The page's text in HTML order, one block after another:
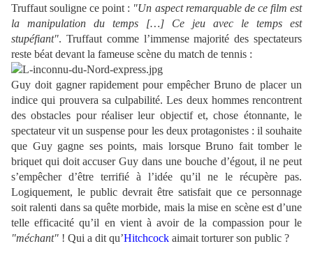
Truffaut souligne ce point : "Un aspect remarquable de ce film est
la manipulation du temps […] Ce jeu avec le temps est
stupéfiant". Truffaut comme l’immense majorité des spectateurs
reste béat devant la fameuse scène du match de tennis :
Guy doit gagner rapidement pour empêcher Bruno de placer un
indice qui prouvera sa culpabilité. Les deux hommes rencontrent
des obstacles pour réaliser leur objectif et, chose étonnante, le
spectateur vit un suspense pour les deux protagonistes : il souhaite
que Guy gagne ses points, mais lorsque Bruno fait tomber le
briquet qui doit accuser Guy dans une bouche d’égout, il ne peut
s’empêcher d’être terrifié à l’idée qu’il ne le récupère pas.
Logiquement, le public devrait être satisfait que ce personnage
soit ralenti dans sa quête morbide, mais la mise en scène est d’une
telle efficacité qu’il en vient à avoir de la compassion pour le
"méchant" ! Qui a dit qu’Hitchcock aimait torturer son public ?